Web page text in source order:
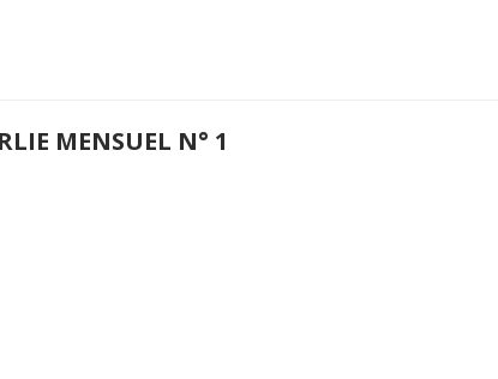
MENSUEL N° 1